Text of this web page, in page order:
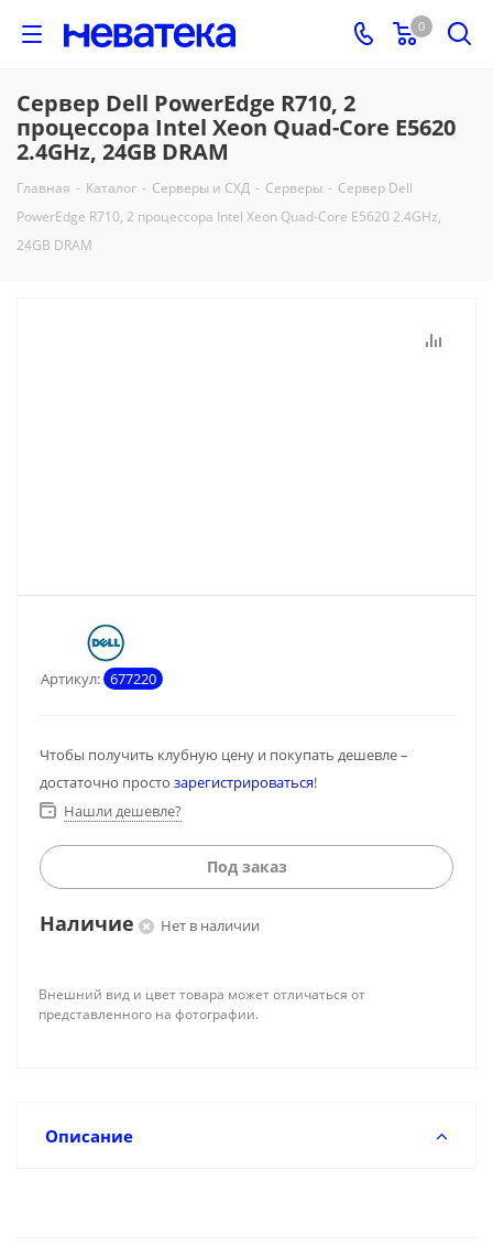
0
Сервер Dell PowerEdge R710, 2
процессора Intel Xeon Quad-Core E5620
2.4GHz, 24GB DRAM
Главная - Каталог - Серверы и СХД - Серверы - Сервер Dell
PowerEdge R710, 2 процессора Intel Xeon Quad-Core E5620 2.4GHz,
24GB DRAM
Артикул: 677220
Чтобы получить клубную цену и покупать дешевле –
достаточно просто зарегистрироваться!
Нашли дешевле?
Под заказ
Наличие Нет в наличии
Внешний вид и цвет товара может отличаться от
представленного на фотографии.
Описание